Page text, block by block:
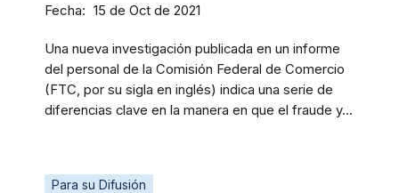
Fecha 15 de Oct de 2021
Una nueva investigación publicada en un informe
del personal de la Comisión Federal de Comercio
(FTC, por su sigla en inglés) indica una serie de
diferencias clave en la manera en que el fraude y...
Para su Difusión